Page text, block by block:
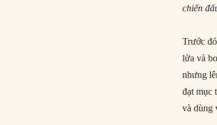
chiến
Trước
lửa và
nhưng
đạt mục
và dùng